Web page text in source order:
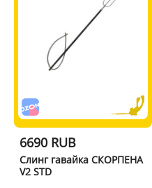
6690 RUB
Слинг гавайка СКОРПЕНА
V2 STD